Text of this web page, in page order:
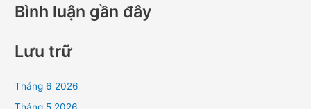
Bình luận gần đây
Lưu trữ
Tháng 6 2026